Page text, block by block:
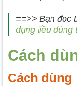
==>> Bạn đọc
dụng liều dùng
Cách
Cách dùng